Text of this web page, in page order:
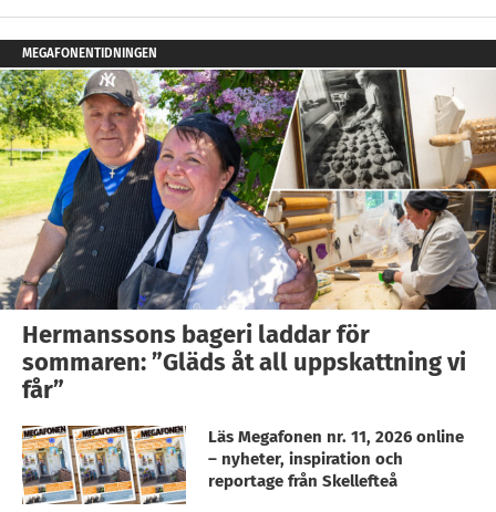
MEGAFONENTIDNINGEN
Hermanssons bageri laddar för
sommaren: ”Gläds åt all uppskattning vi
får”
Läs Megafonen nr. 11, 2026 online
– nyheter, inspiration och
reportage från Skellefteå